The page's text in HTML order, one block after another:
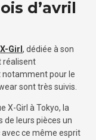
d’avril
X-Girl , dédiée à son
réalisent
notamment pour le
sont très suivis.
X-Girl à Tokyo, la
de leurs pièces un
avec ce même esprit